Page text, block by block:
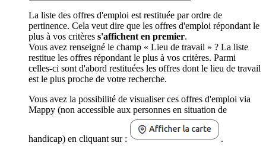
La liste des offres d'emploi est restituée par ordre de
pertinence. Cela veut dire que les offres d'emploi répondant le
plus à vos critères s'affichent en premier.
Vous avez renseigné le champ « Lieu de travail » ? La liste
restitue les offres répondant le plus à vos critères. Parmi
celles-ci sont d'abord restituées les offres dont le lieu de travail
est le plus proche de votre recherche.
Vous avez la possibilité de visualiser ces offres d'emploi via
Mappy (non accessible aux personnes en situation de
handicap) en cliquant sur :
.